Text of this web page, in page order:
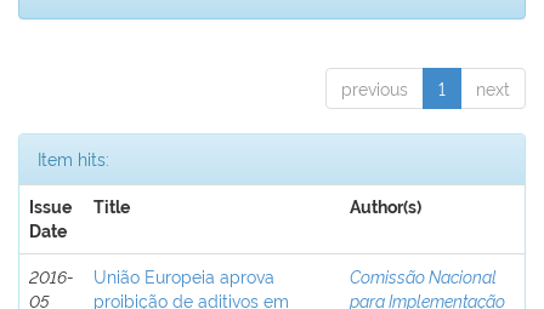
previous 1 next
Item hits:
Issue
Date
Title Author(s)
2016-
05
União Europeia aprova
proibição de aditivos em
Comissão Nacional
para Implementação